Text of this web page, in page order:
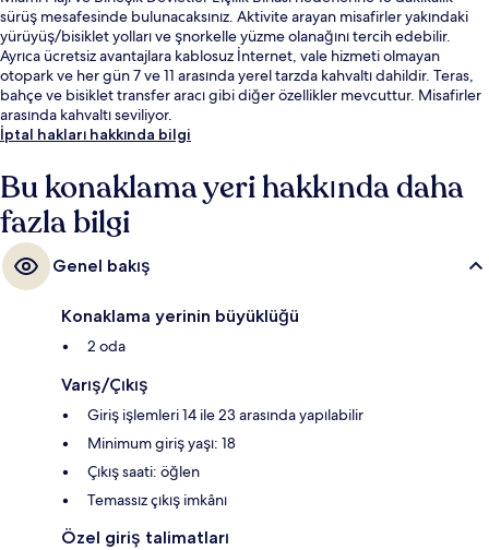
sürüş mesafesinde bulunacaksınız. Aktivite arayan misafirler yakındaki
yürüyüş/bisiklet yolları ve şnorkelle yüzme olanağını tercih edebilir.
Ayrıca ücretsiz avantajlara kablosuz İnternet, vale hizmeti olmayan
otopark ve her gün 7 ve 11 arasında yerel tarzda kahvaltı dahildir. Teras,
bahçe ve bisiklet transfer aracı gibi diğer özellikler mevcuttur. Misafirler
arasında kahvaltı seviliyor.
İptal hakları hakkında bilgi
Bu konaklama yeri hakkında daha
fazla bilgi
Genel bakış
Konaklama yerinin büyüklüğü
2 oda
Varış/Çıkış
Giriş işlemleri 14 ile 23 arasında yapılabilir
Minimum giriş yaşı: 18
Çıkış saati: öğlen
Temassız çıkış imkânı
Özel giriş talimatları